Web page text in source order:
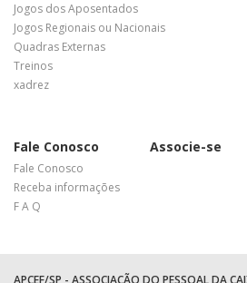
Jogos dos Aposentados
Jogos Regionais ou Nacionais
Quadras Externas
Treinos
xadrez
Fale Conosco
Fale Conosco
Receba informações
F A Q
Associe-se